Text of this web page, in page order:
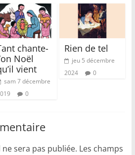
chante-
Noël
vient
sam 7 décembre
0
Rien de tel
jeu 5 décembre
2024
0
sera pas publiée. Les champs